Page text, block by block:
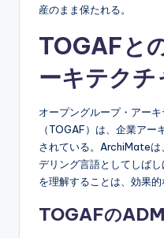
産のまま保たれる。
TOGAFと
ーキテク
オープングループ・アー
（TOGAF）は、企業ア
されている。ArchiMateは
デリング言語としてしば
を理解することは、効果的
TOGAFの